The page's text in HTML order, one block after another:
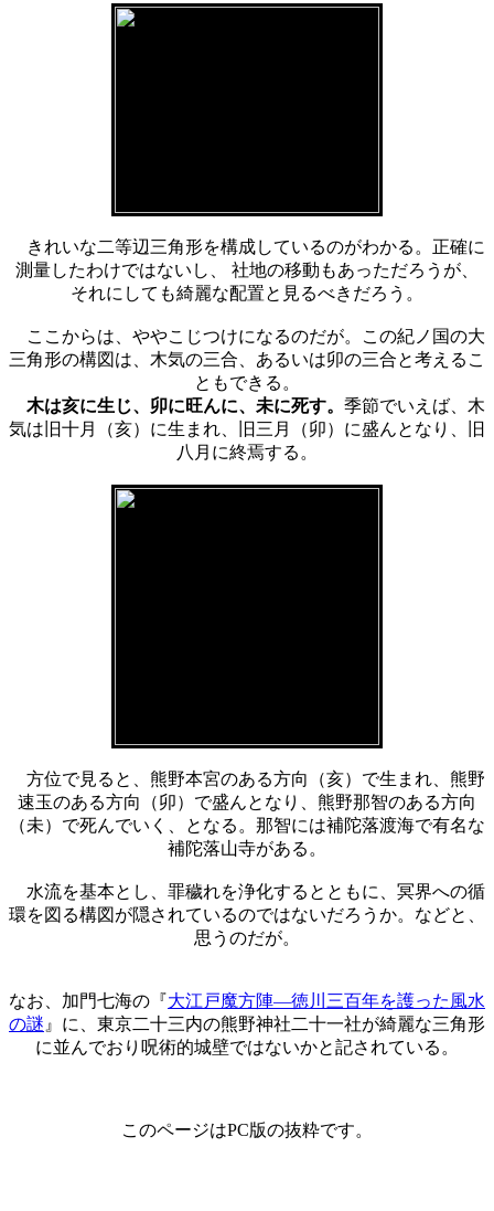
きれいな二等辺三角形を構成しているのがわかる。正確に
測量したわけではないし、 社地の移動もあっただろうが、
それにしても綺麗な配置と見るべきだろう。
ここからは、ややこじつけになるのだが。この紀ノ国の大
三角形の構図は、木気の三合、あるいは卯の三合と考えるこ
ともできる。
木は亥に生じ、卯に旺んに、未に死す。 季節でいえば、木
気は旧十月（亥）に生まれ、旧三月（卯）に盛んとなり、旧
八月に終焉する。
方位で見ると、熊野本宮のある方向（亥）で生まれ、熊野
速玉のある方向（卯）で盛んとなり、熊野那智のある方向
（未）で死んでいく、となる。那智には補陀落渡海で有名な
補陀落山寺がある。
水流を基本とし、罪穢れを浄化するとともに、冥界への循
環を図る構図が隠されているのではないだろうか。などと、
思うのだが。
なお、加門七海の『大江戸魔方陣―徳川三百年を護った風水
の謎 』に、東京二十三内の熊野神社二十一社が綺麗な三角形
に並んでおり呪術的城壁ではないかと記されている。
このページはPC版の抜粋です。